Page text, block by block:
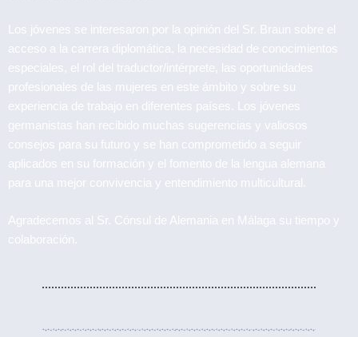
Los jóvenes se interesaron por la opinión del Sr. Braun sobre el
acceso a la carrera diplomática, la necesidad de conocimientos
especiales, el rol del traductor/intérprete, las oportunidades
profesionales de las mujeres en este ámbito y sobre su
experiencia de trabajo en diferentes países. Los jóvenes
germanistas han recibido muchas sugerencias y valiosos
consejos para su futuro y se han comprometido a seguir
aplicados en su formación y el fomento de la lengua alemana
para una mejor convivencia y entendimiento multicultural.
Agradecemos al Sr. Cónsul de Alemania en Málaga su tiempo y
colaboración.